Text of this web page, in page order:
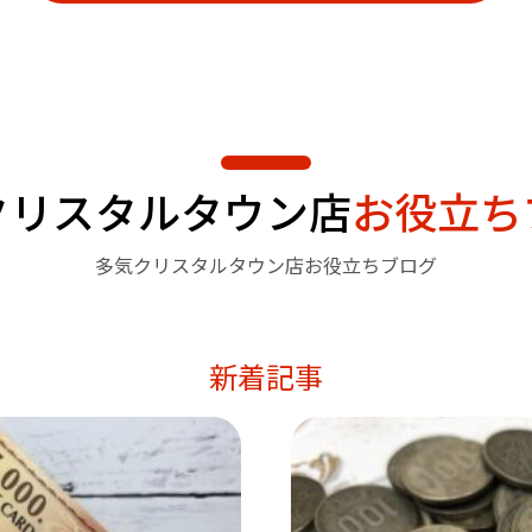
スタルタウン店お役立
多気クリスタルタウン店お役立ちブログ
新着記事